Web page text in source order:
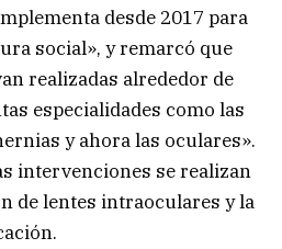
desde 2017 para
social», y remarcó que
realizadas alrededor de
especialidades como las
y ahora las oculares».
intervenciones se realizan
de lentes intraoculares y la